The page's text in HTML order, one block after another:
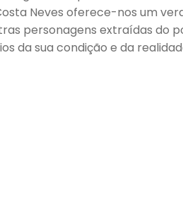
Neves oferece-nos um
personagens extraídas do
da sua condição e da